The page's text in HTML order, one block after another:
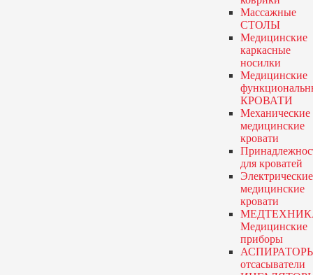
Массажные
СТОЛЫ
Медицинские
каркасные
носилки
Медицинские
КРОВАТИ
Механические
медицинские
кровати
для кроватей
Электрические
медицинские
кровати
Медицинские
приборы
отсасыватели